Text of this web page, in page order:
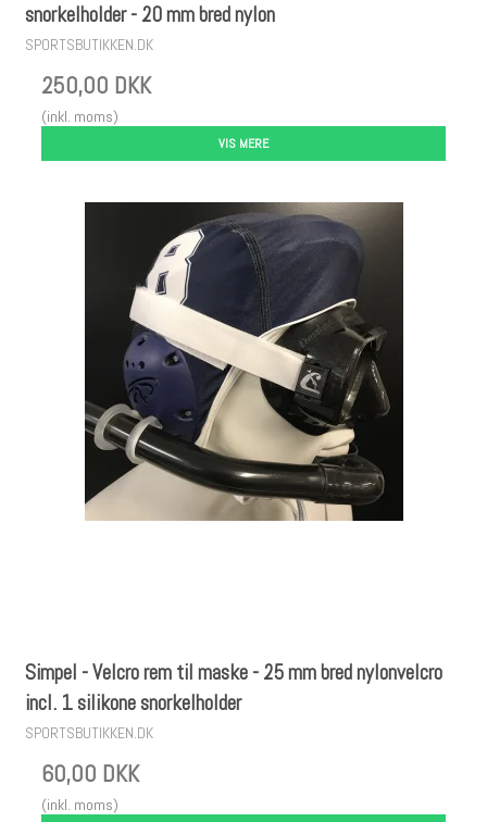
snorkelholder - 20 mm bred nylon
SPORTSBUTIKKEN.DK
250,00 DKK
(inkl. moms)
VIS MERE
Simpel - Velcro rem til maske - 25 mm bred nylonvelcro
incl. 1 silikone snorkelholder
SPORTSBUTIKKEN.DK
60,00 DKK
(inkl. moms)